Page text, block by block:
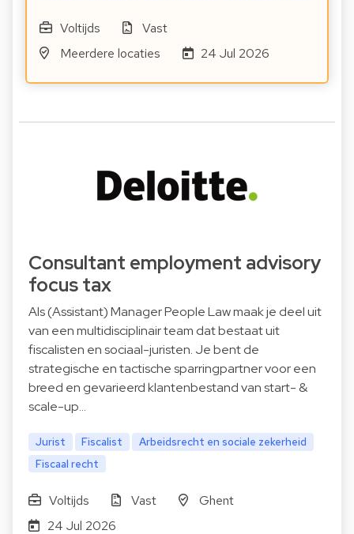
Voltijds
Vast
Meerdere locaties
24 Jul 2026
Consultant employment advisory
focus tax
Als (Assistant) Manager People Law maak je deel uit
van een multidisciplinair team dat bestaat uit
fiscalisten en sociaal-juristen. Je bent de
strategische en tactische sparringpartner voor een
breed en gevarieerd klantenbestand van start- &
scale-up…
Jurist Fiscalist
Arbeidsrecht en sociale zekerheid
Fiscaal recht
Voltijds Vast
Ghent
24 Jul 2026